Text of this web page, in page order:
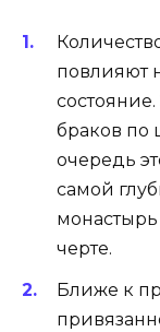
повлияют
браков по
очередь
самой
монастырь
черте.
Ближе к